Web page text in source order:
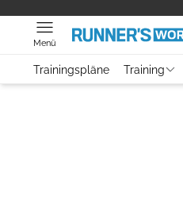
Menü
Trainingspläne Training